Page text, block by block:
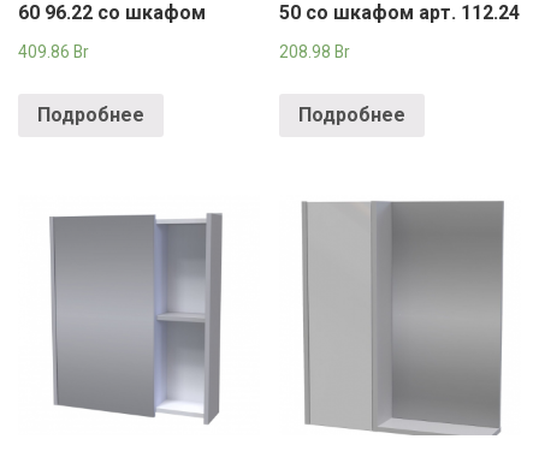
60 96.22 со шкафом
409.86 Br
Подробнее
50 со шкафом арт. 112.24
208.98 Br
Подробнее